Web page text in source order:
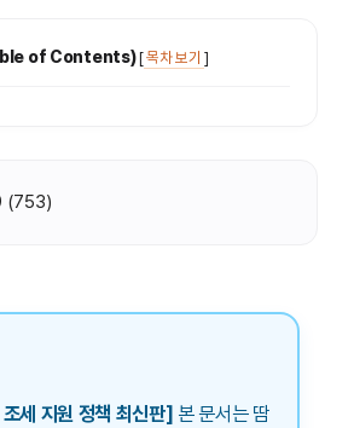
of Contents)[목차 보기 ]
(753)
세 지원 정책 최신판] 본 문서는 땀